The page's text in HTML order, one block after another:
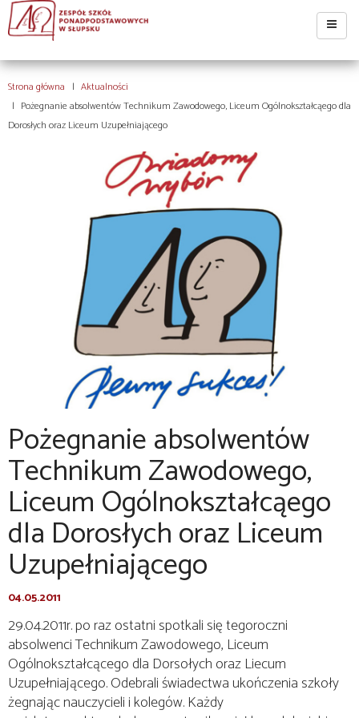
Strona główna
Aktualności
Pożegnanie absolwentów Technikum Zawodowego, Liceum Ogólnokształcąego dla
Dorosłych oraz Liceum Uzupełniającego
Pożegnanie absolwentów
Technikum Zawodowego,
Liceum Ogólnokształcąego
dla Dorosłych oraz Liceum
Uzupełniającego
04.05.2011
29.04.2011r. po raz ostatni spotkali się tegoroczni
absolwenci Technikum Zawodowego, Liceum
Ogólnokształcącego dla Dorsołych oraz Liecum
Uzupełniającego. Odebrali świadectwa ukończenia szkoły
żegnając nauczycieli i kolegów. Każdy